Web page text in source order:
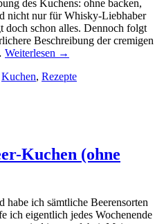
des Kuchens: ohne backen,
nicht nur für Whisky-Liebhaber
doch schon alles. Dennoch folgt
Beschreibung der cremigen
Weiterlesen →
Kuchen, Rezepte
Kuchen (ohne
habe ich sämtliche Beerensorten
ich eigentlich jedes Wochenende